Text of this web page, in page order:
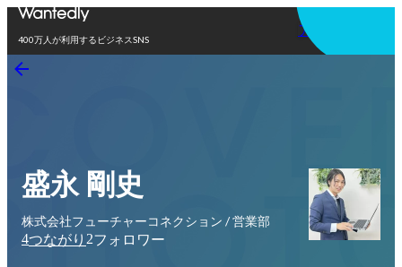
400万人が利用するビジネスSNS
アプリを使う
盛永 剛史
株式会社フューチャーコネクション / 営業部
4つながり 2フォロワー